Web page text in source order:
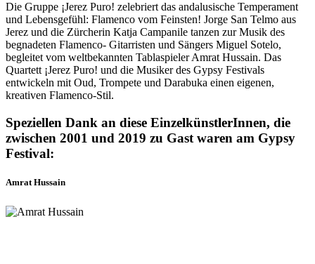
Die Gruppe ¡Jerez Puro! zelebriert das andalusische Temperament
und Lebensgefühl: Flamenco vom Feinsten! Jorge San Telmo aus
Jerez und die Zürcherin Katja Campanile tanzen zur Musik des
begnadeten Flamenco- Gitarristen und Sängers Miguel Sotelo,
begleitet vom weltbekannten Tablaspieler Amrat Hussain. Das
Quartett ¡Jerez Puro! und die Musiker des Gypsy Festivals
entwickeln mit Oud, Trompete und Darabuka einen eigenen,
kreativen Flamenco-Stil.
Speziellen Dank an diese EinzelkünstlerInnen, die
zwischen 2001 und 2019 zu Gast waren am Gypsy
Festival:
Amrat Hussain